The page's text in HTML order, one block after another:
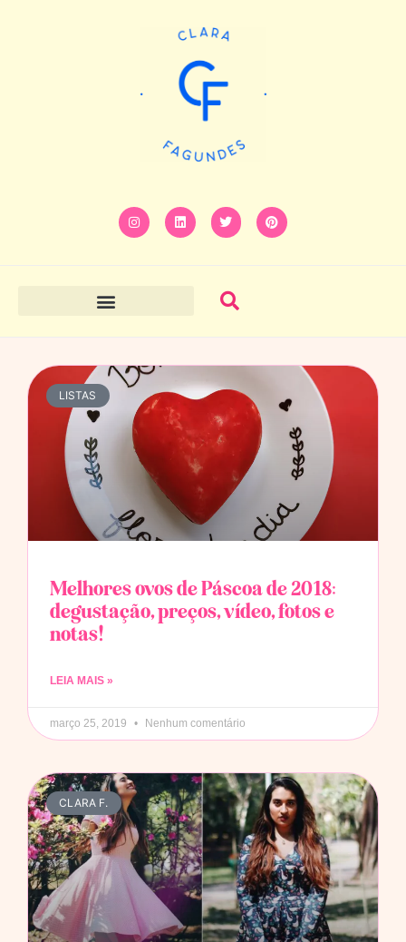
LISTAS
Melhores ovos de Páscoa de 2018:
degustação, preços, vídeo, fotos e
notas!
LEIA MAIS »
março 25, 2019 Nenhum comentário
CLARA F.